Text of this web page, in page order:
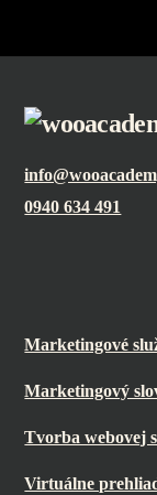
0940 634 491
Marketingové
Marketingový
Tvorba webovej
Virtuálne